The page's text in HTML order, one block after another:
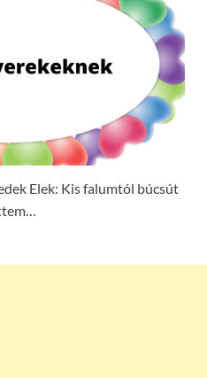
Elek: Kis falumtól búcsút